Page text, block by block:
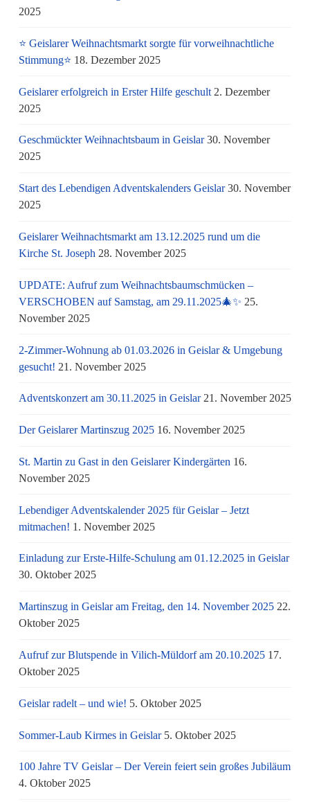
2025
⭐ Geislarer Weihnachtsmarkt sorgte für vorweihnachtliche
Stimmung⭐ 18. Dezember 2025
Geislarer erfolgreich in Erster Hilfe geschult 2. Dezember
2025
Geschmückter Weihnachtsbaum in Geislar 30. November
2025
Start des Lebendigen Adventskalenders Geislar 30. November
2025
Geislarer Weihnachtsmarkt am 13.12.2025 rund um die
Kirche St. Joseph 28. November 2025
UPDATE: Aufruf zum Weihnachtsbaumschmücken –
VERSCHOBEN auf Samstag, am 29.11.2025🎄✨ 25.
November 2025
2-Zimmer-Wohnung ab 01.03.2026 in Geislar & Umgebung
gesucht! 21. November 2025
Adventskonzert am 30.11.2025 in Geislar 21. November 2025
Der Geislarer Martinszug 2025 16. November 2025
St. Martin zu Gast in den Geislarer Kindergärten 16.
November 2025
Lebendiger Adventskalender 2025 für Geislar – Jetzt
mitmachen! 1. November 2025
Einladung zur Erste-Hilfe-Schulung am 01.12.2025 in Geislar
30. Oktober 2025
Martinszug in Geislar am Freitag, den 14. November 2025 22.
Oktober 2025
Aufruf zur Blutspende in Vilich-Müldorf am 20.10.2025 17.
Oktober 2025
Geislar radelt – und wie! 5. Oktober 2025
Sommer-Laub Kirmes in Geislar 5. Oktober 2025
100 Jahre TV Geislar – Der Verein feiert sein großes Jubiläum
4. Oktober 2025